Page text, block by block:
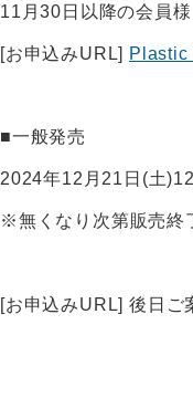
11月30日以降の会員様
[お申込みURL] Plastic
■一般発売
2024年12月21日(土
※無くなり次第販売終
[お申込みURL] 後日ご